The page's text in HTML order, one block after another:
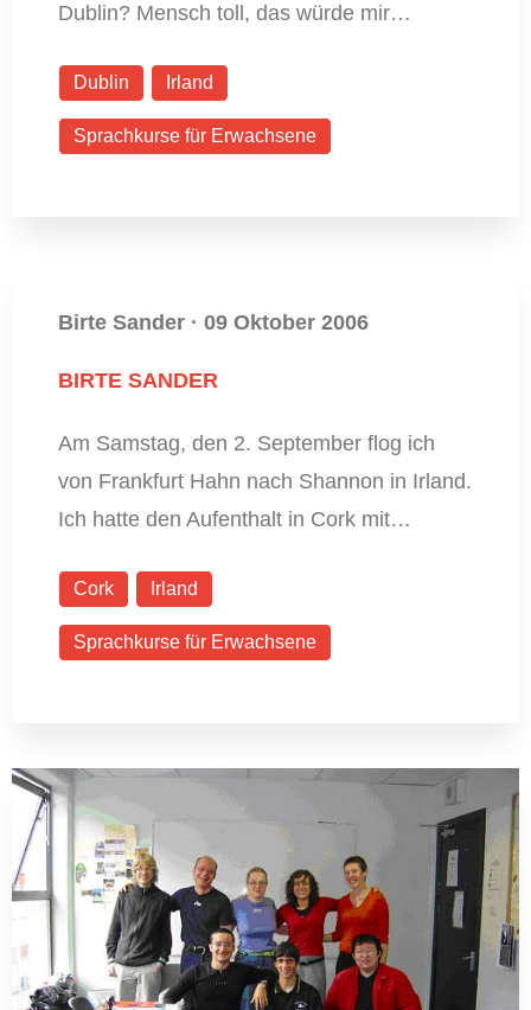
Dublin? Mensch toll, das würde mir…
Dublin Irland
Sprachkurse für Erwachsene
Birte Sander · 09 Oktober 2006
BIRTE SANDER
Am Samstag, den 2. September flog ich
von Frankfurt Hahn nach Shannon in Irland.
Ich hatte den Aufenthalt in Cork mit…
Cork Irland
Sprachkurse für Erwachsene